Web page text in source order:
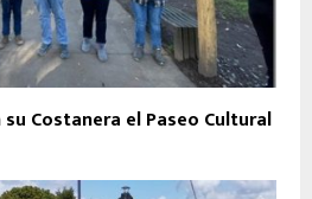
Costanera el Paseo Cultural